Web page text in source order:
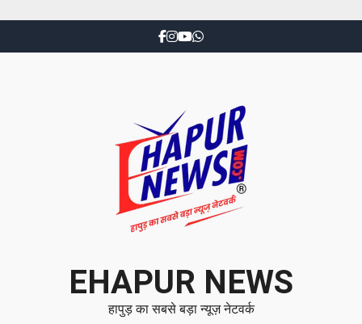
EHAPUR NEWS
हापुड़ का सबसे बड़ा न्यूज़ नेटवर्क